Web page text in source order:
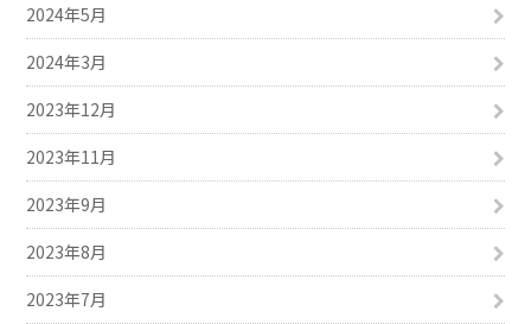
2024年5月
2024年3月
2023年12月
2023年11月
2023年9月
2023年8月
2023年7月